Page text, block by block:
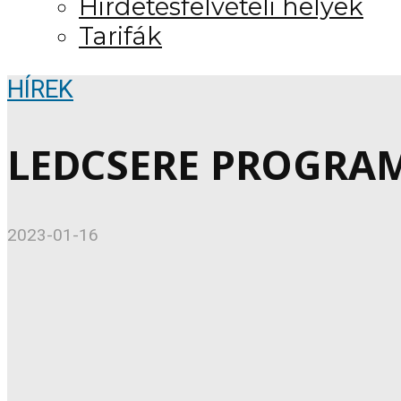
Hirdetésfelvételi helyek
Tarifák
HÍREK
LEDCSERE
2023-01-16